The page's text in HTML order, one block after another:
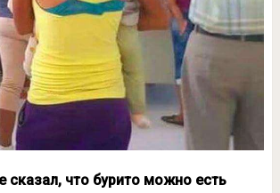
сказал, что бурито можно есть